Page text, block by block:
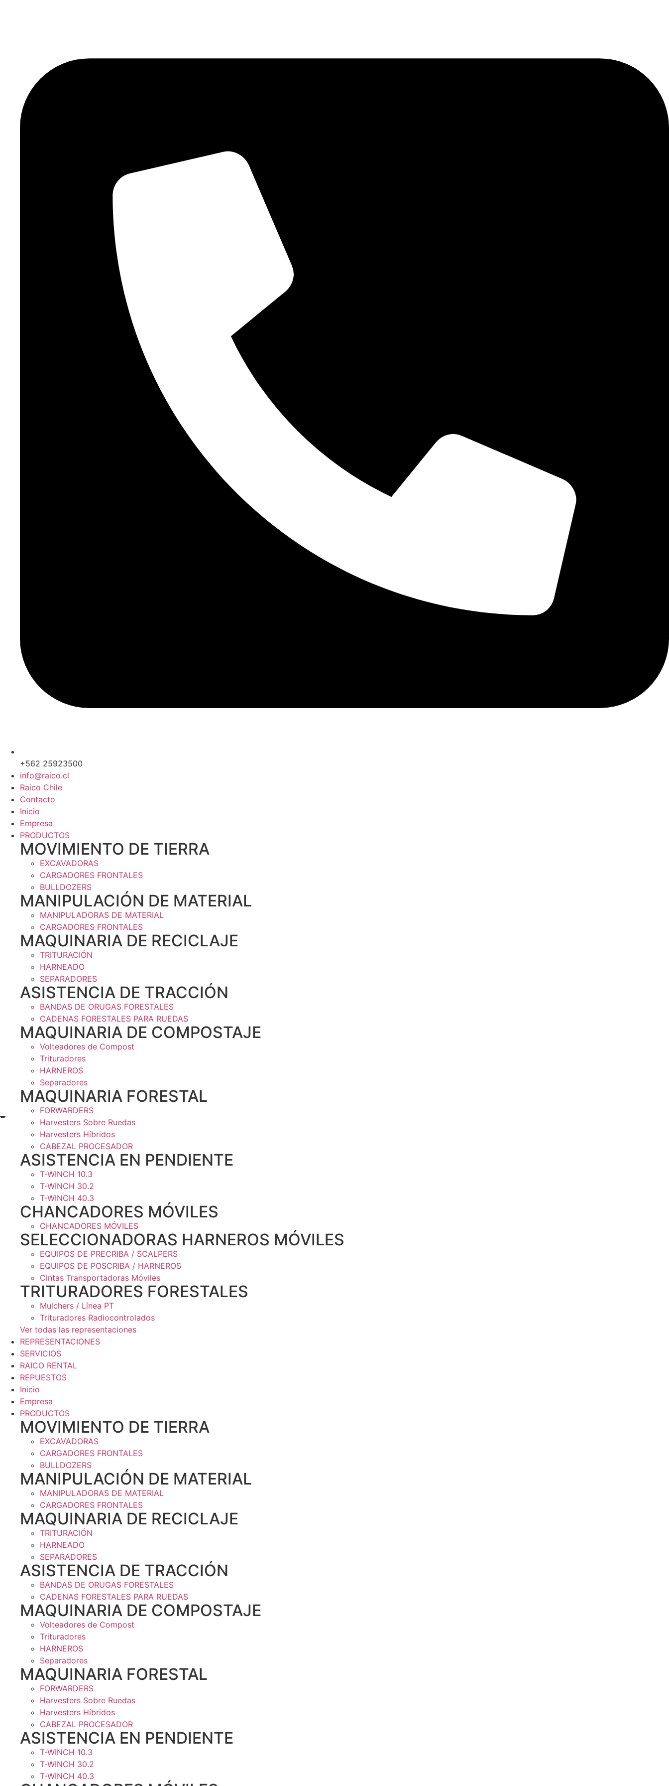
+562 25923500
info@raico.cl
Raico Chile
Contacto
Inicio
Empresa
PRODUCTOS
MOVIMIENTO DE TIERRA
EXCAVADORAS
CARGADORES FRONTALES
BULLDOZERS
MANIPULACIÓN DE MATERIAL
MANIPULADORAS DE MATERIAL
CARGADORES FRONTALES
MAQUINARIA DE RECICLAJE
TRITURACIÓN
HARNEADO
SEPARADORES
ASISTENCIA DE TRACCIÓN
BANDAS DE ORUGAS FORESTALES
CADENAS FORESTALES PARA RUEDAS
MAQUINARIA DE COMPOSTAJE
Volteadores de Compost
Trituradores
HARNEROS
Separadores
MAQUINARIA FORESTAL
FORWARDERS
Harvesters Sobre Ruedas
Harvesters Híbridos
CABEZAL PROCESADOR
ASISTENCIA EN PENDIENTE
T-WINCH 10.3
T-WINCH 30.2
T-WINCH 40.3
CHANCADORES MÓVILES
CHANCADORES MÓVILES
SELECCIONADORAS HARNEROS MÓVILES
EQUIPOS DE PRECRIBA / SCALPERS
EQUIPOS DE POSCRIBA / HARNEROS
Cintas Transportadoras Móviles
TRITURADORES FORESTALES
Mulchers / Línea PT
Trituradores Radiocontrolados
Ver todas las representaciones
REPRESENTACIONES
SERVICIOS
RAICO RENTAL
REPUESTOS
Inicio
Empresa
PRODUCTOS
MOVIMIENTO DE TIERRA
EXCAVADORAS
CARGADORES FRONTALES
BULLDOZERS
MANIPULACIÓN DE MATERIAL
MANIPULADORAS DE MATERIAL
CARGADORES FRONTALES
MAQUINARIA DE RECICLAJE
TRITURACIÓN
HARNEADO
SEPARADORES
ASISTENCIA DE TRACCIÓN
BANDAS DE ORUGAS FORESTALES
CADENAS FORESTALES PARA RUEDAS
MAQUINARIA DE COMPOSTAJE
Volteadores de Compost
Trituradores
HARNEROS
Separadores
MAQUINARIA FORESTAL
FORWARDERS
Harvesters Sobre Ruedas
Harvesters Híbridos
CABEZAL PROCESADOR
ASISTENCIA EN PENDIENTE
T-WINCH 10.3
T-WINCH 30.2
T-WINCH 40.3